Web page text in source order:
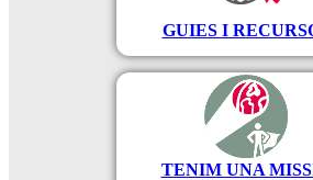
GUIES I
TENIM UNA